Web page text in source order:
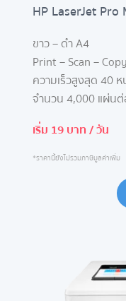
HP LaserJet
ขาว – ดำ A4
Print – Scan –
ความเร็วสูงสุด 40
จำนวน 4,000 แผ่นต่
เริ่ม 19 บาท / วัน
*ราคานี้ยังไม่รวมภาษีมูลค่าเพิ่ม